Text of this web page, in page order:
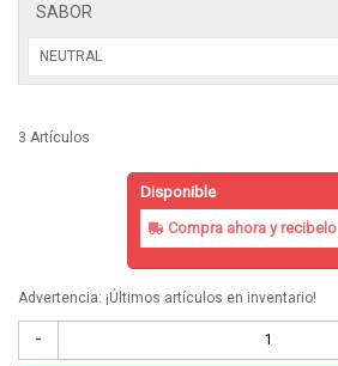
SABOR
NEUTRAL
3 Artículos
Disponible
Compra ahora y recibelo
Advertencia: ¡Últimos artículos en inventario!
-